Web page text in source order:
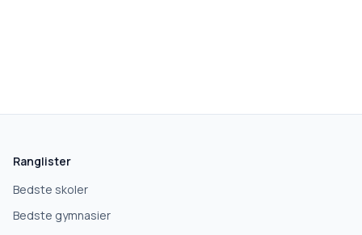
Ranglister
Bedste skoler
Bedste gymnasier